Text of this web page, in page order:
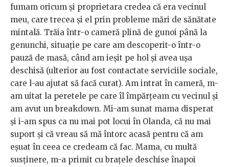
fumam oricum și proprietara credea că era vecinul
meu, care trecea și el prin probleme mări de sănătate
mintală. Trăia într-o cameră plină de gunoi până la
genunchi, situație pe care am descoperit-o într-o
pauză de masă, când am ieșit pe hol și avea ușa
deschisă (ulterior au fost contactate serviciile sociale,
care l-au ajutat să facă curat). Am intrat în cameră, m-
am uitat la peretele pe care îl împărțeam cu vecinul și
am avut un breakdown. Mi-am sunat mama disperat
și i-am spus ca nu mai pot locui în Olanda, că nu mai
suport și că vreau să mă întorc acasă pentru că am
eșuat în ceea ce credeam că fac. Mama, cu multă
susținere, m-a primit cu brațele deschise înapoi